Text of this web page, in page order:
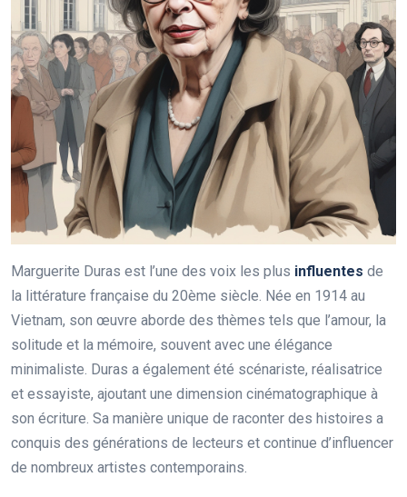
Marguerite Duras est l’une des voix les plus influentes de
la littérature française du 20ème siècle. Née en 1914 au
Vietnam, son œuvre aborde des thèmes tels que l’amour, la
solitude et la mémoire, souvent avec une élégance
minimaliste. Duras a également été scénariste, réalisatrice
et essayiste, ajoutant une dimension cinématographique à
son écriture. Sa manière unique de raconter des histoires a
conquis des générations de lecteurs et continue d’influencer
de nombreux artistes contemporains.